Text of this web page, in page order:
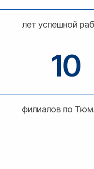
лет успешной
10
филиалов по